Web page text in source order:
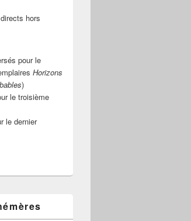
hors
pour le
Horizons
)
le troisième
le dernier